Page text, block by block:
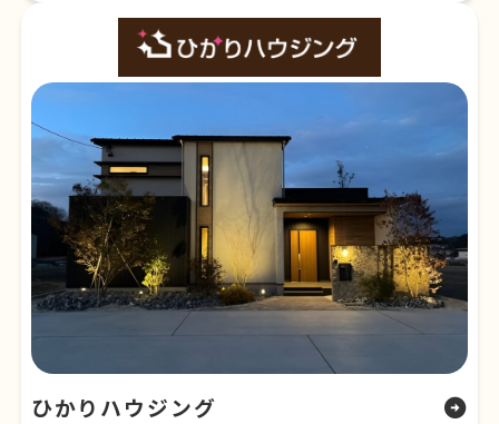
ひかりハウジング arrow_circle_right